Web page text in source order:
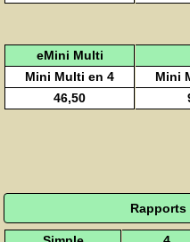
eMini Multi
Mini Multi en 4
Mini
46,50
Rapports